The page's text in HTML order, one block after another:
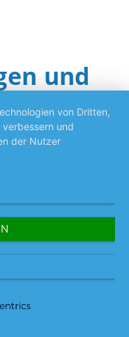
und
sind für den
von Dritten,
und
der Nutzer